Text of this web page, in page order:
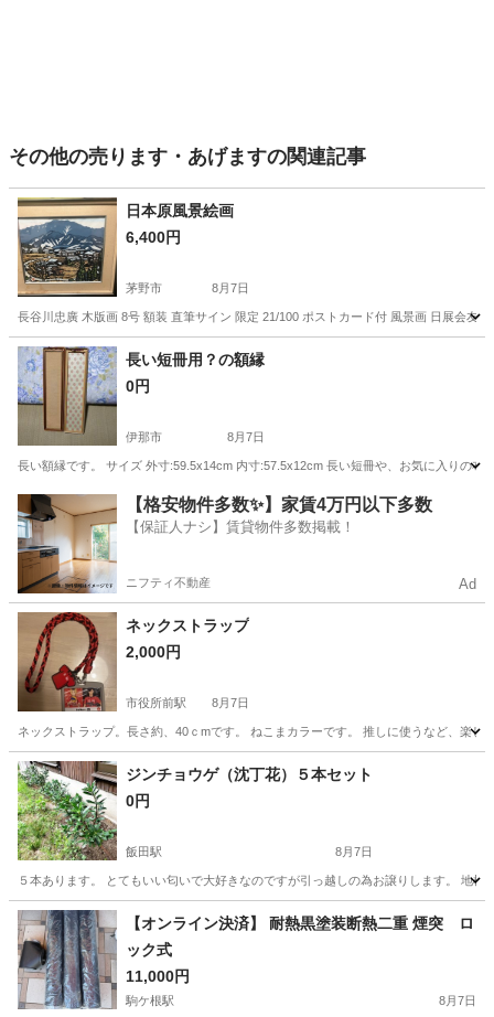
その他の売ります・あげますの関連記事
日本原風景絵画
6,400円
茅野市 8月7日
長谷川忠廣 木版画 8号 額装 直筆サイン 限定 21/100 ポストカード付 風景画 日展会友
長野 茅野市 その他 木版画
長い短冊用？の額縁
0円
伊那市 8月7日
長い額縁です。 サイズ 外寸:59.5x14cm 内寸:57.5x12cm 長い短冊や、お気に入りの
長野 伊那市 その他
【格安物件多数✨】家賃4万円以下多数
【保証人ナシ】賃貸物件多数掲載！
ニフティ不動産 Ad
ネックストラップ
2,000円
市役所前駅 8月7日
ネックストラップ。長さ約、40ｃmです。 ねこまカラーです。 推しに使うなど、楽し
長野 長野市 市役所前駅 その他
ジンチョウゲ（沈丁花）５本セット
0円
飯田駅 8月7日
５本あります。 とてもいい匂いで大好きなのですが引っ越しの為お譲りします。 地
長野 飯田市 飯田駅 その他 沈丁花
【オンライン決済】 耐熱黒塗装断熱二重 煙突 ロ
ック式
11,000円
駒ケ根駅 8月7日